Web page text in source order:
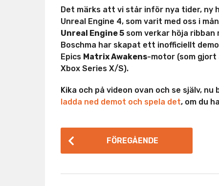
Det märks att vi står inför nya tider, ny
Unreal Engine 4, som varit med oss i
Unreal Engine 5 som verkar höja ribban
Boschma har skapat ett inofficiellt
Epics Matrix Awakens-motor (som
Xbox Series X/S).
Kika och på videon ovan och se själv,
ladda ned demot och spela det, om du
P
o
FÖREGÅENDE